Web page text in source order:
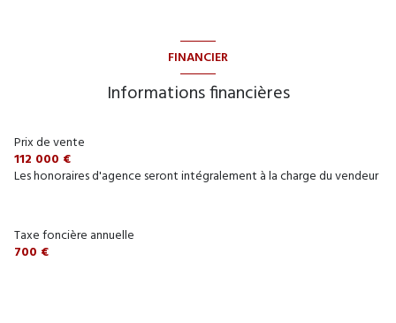
FINANCIER
Informations financières
Prix de vente
112 000 €
Les honoraires d'agence seront intégralement à la charge du vendeur
Taxe foncière annuelle
700 €